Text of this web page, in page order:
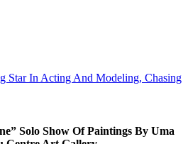
Solo Show Of Paintings By Uma